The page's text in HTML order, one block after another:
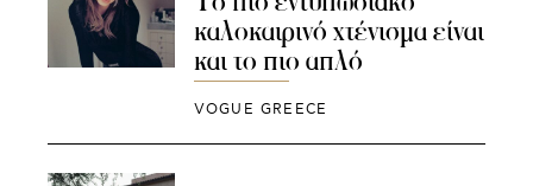
καλοκαιρινό χτένισμα είναι
και το πιο απλό
VOGUE GREECE